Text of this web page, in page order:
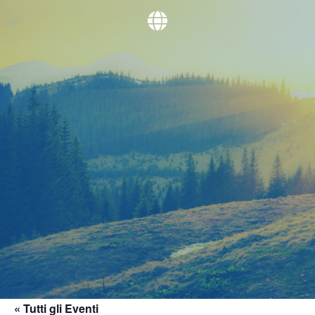
« Tutti gli Eventi